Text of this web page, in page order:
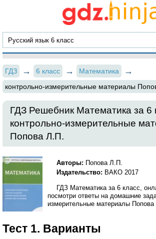
ГДЗ 6 класс
Математика
контрольно-измерительные материалы
ГДЗ Решебник Математика за 6
контрольно-измерительные
Попова Л.П.
Авторы: Попова Л.П.
Издательство: ВАКО 2017
ГДЗ Математика за 6 класс,
посмотри ответы на домашние
измерительные материалы
Тест 1. Варианты